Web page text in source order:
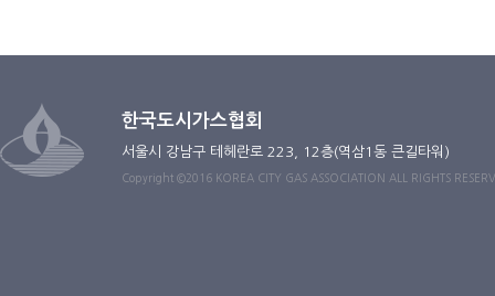
한국도시가스협회
서울시 강남구 테헤란로 223, 12층(역삼1동 큰길타워)
Copyright ©2016 KOREA CITY GAS ASSOCIATION ALL RIGHTS